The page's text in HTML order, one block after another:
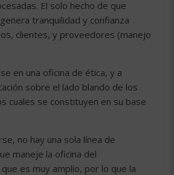
El solo hecho de que
tranquilidad y confianza
clientes, y proveedores (manejo
en una oficina de ética, y a
sobre el lado blando de los
cuales se constituyen en su base
no hay una sola línea de
maneje la oficina del
es muy amplio, por lo que la